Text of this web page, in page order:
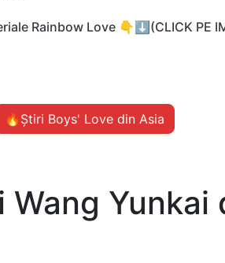
Rainbow Love 👇⬇️(CLICK PE
🔥Știri Boys' Love din Asia
Wang